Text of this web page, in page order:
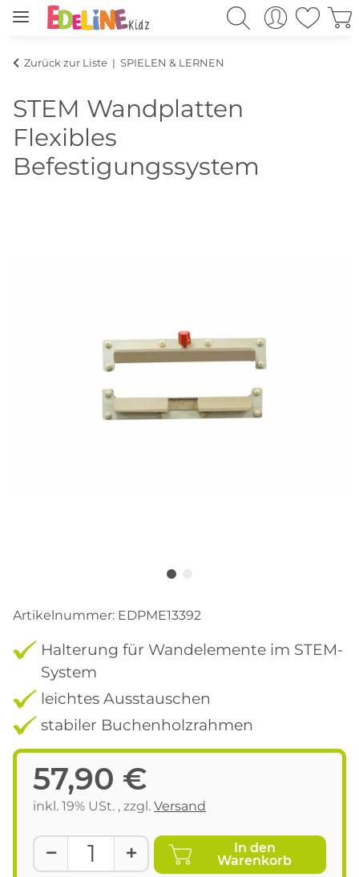
Zurück zur Liste SPIELEN & LERNEN
STEM Wandplatten
Flexibles
Befestigungssystem
Artikelnummer: EDPME13392
Halterung für Wandelemente im STEM-
System
leichtes Ausstauschen
stabiler Buchenholzrahmen
57,90 €
inkl. 19% USt. , zzgl. Versand
In den
Warenkorb